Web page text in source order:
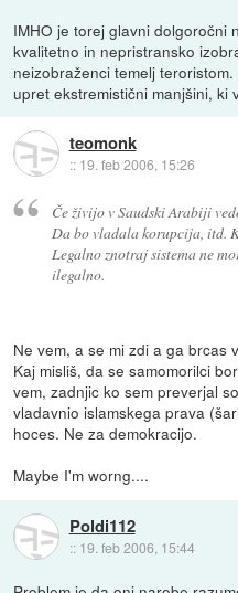
IMHO je torej glavni dolgoročni
kvalitetno in nepristransko
neizobraženci temelj
upret ekstremistični manjšini, ki
teomonk
:: 19. feb 2006, 15:26
Če živijo v Saudski Arabiji
Da bo vladala korupcija, itd.
Legalno znotraj sistema ne
ilegalno.
Ne vem, a se mi zdi a ga brcas
Kaj misliš, da se samomorilci
vem, zadnjic ko sem preverjal
vladavnio islamskega prava
hoces. Ne za demokracijo.
Maybe I'm worng....
Poldi112
:: 19. feb 2006, 15:44